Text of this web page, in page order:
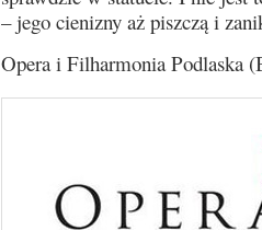
– jego cienizny aż piszczą i
Opera i Filharmonia Podlaska